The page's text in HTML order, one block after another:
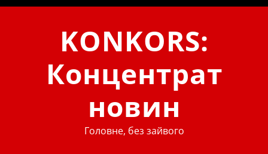
KONKORS:
Концентрат
новин
Головне, без зайвого